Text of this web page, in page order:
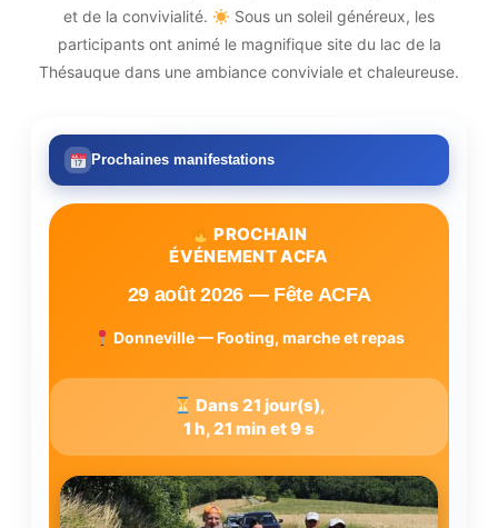
et de la convivialité.
Sous un soleil généreux, les
participants ont animé le magnifique site du lac de la
Thésauque dans une ambiance conviviale et chaleureuse.
Prochaines manifestations
PROCHAIN
ÉVÉNEMENT ACFA
29 août 2026 — Fête ACFA
Donneville — Footing, marche et repas
Dans 21 jour(s),
1 h, 21 min et 8 s